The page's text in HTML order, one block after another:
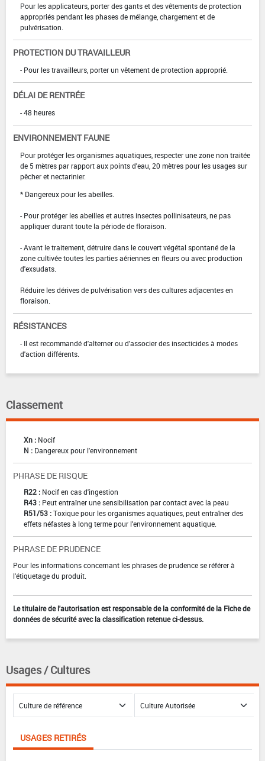
Pour les applicateurs, porter des gants et des vêtements de protection
appropriés pendant les phases de mélange, chargement et de
pulvérisation.
PROTECTION DU TRAVAILLEUR
- Pour les travailleurs, porter un vêtement de protection approprié.
DÉLAI DE RENTRÉE
- 48 heures
ENVIRONNEMENT FAUNE
Pour protéger les organismes aquatiques, respecter une zone non traitée
de 5 mètres par rapport aux points d'eau, 20 mètres pour les usages sur
pêcher et nectarinier.
* Dangereux pour les abeilles.
- Pour protéger les abeilles et autres insectes pollinisateurs, ne pas
appliquer durant toute la période de floraison.
- Avant le traitement, détruire dans le couvert végétal spontané de la
zone cultivée toutes les parties aériennes en fleurs ou avec production
d'exsudats.
Réduire les dérives de pulvérisation vers des cultures adjacentes en
floraison.
RÉSISTANCES
- Il est recommandé d'alterner ou d'associer des insecticides à modes
d'action différents.
Classement
Xn : Nocif
N : Dangereux pour l'environnement
PHRASE DE RISQUE
R22 : Nocif en cas d'ingestion
R43 : Peut entraîner une sensibilisation par contact avec la peau
R51/53 :Toxique pour les organismes aquatiques, peut entraîner des
effets néfastes à long terme pour l'environnement aquatique.
PHRASE DE PRUDENCE
Pour les informations concernant les phrases de prudence se référer à
l'étiquetage du produit.
Le titulaire de l'autorisation est responsable de la conformité de la Fiche de
données de sécurité avec la classification retenue ci-dessus.
Usages / Cultures
USAGES RETIRÉS